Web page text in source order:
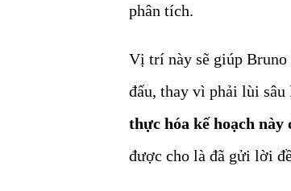
phân tích.
Vị trí này sẽ giúp Bruno
đấu, thay vì phải lùi
thực hóa kế hoạch
được cho là đã gửi lời